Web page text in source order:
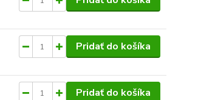
Pridať do košíka
Pridať do košíka